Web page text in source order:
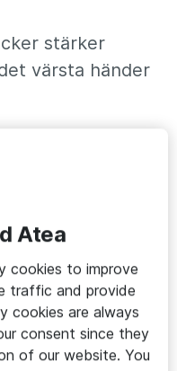
stärker
värsta händer
Atea
cookies to improve
traffic and provide
cookies are always
consent since they
of our website. You